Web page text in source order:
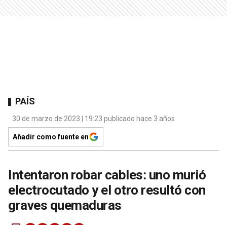
PAÍS
30 de marzo de 2023 | 19:23 publicado hace 3 años
Añadir como fuente en
Intentaron robar cables: uno murió
electrocutado y el otro resultó con
graves quemaduras